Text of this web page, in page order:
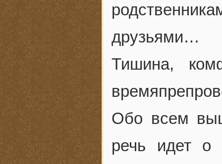
друзьями…
Тишина,
Обо всем
речь идет о